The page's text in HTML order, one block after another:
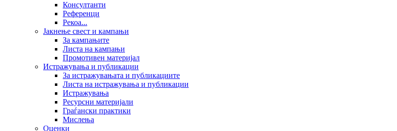
Консултанти
Референци
Рекоа...
Јакнење свест и кампањи
За кампањите
Листа на кампањи
Промотивен материјал
Истражувања и публикации
За истражувањата и публикациите
Листа на истражувања и публикации
Истражувања
Ресурсни материјали
Граѓански практики
Мислења
Оценки